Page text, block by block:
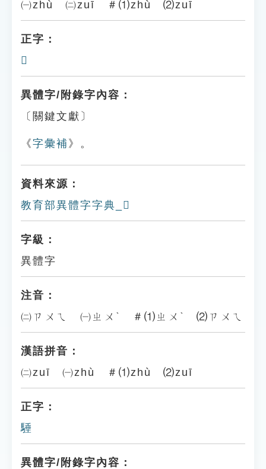
㈠zhù ㈡zuī ＃⑴zhù ⑵zuī
正字：
𨙔
異體字/附錄字內容：
〔關鍵文獻〕
《字彙補 》。
資料來源：
教育部異體字字典_𩦛
字級：
異體字
注音：
㈡ㄗㄨㄟ ㈠ㄓㄨˋ ＃⑴ㄓㄨˋ ⑵ㄗㄨㄟ
漢語拼音：
㈡zuī ㈠zhù ＃⑴zhù ⑵zuī
正字：
䮔
異體字/附錄字內容：